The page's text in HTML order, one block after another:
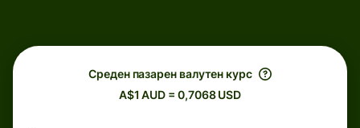
Среден пазарен валутен курс
A$1 AUD = 0,7068 USD